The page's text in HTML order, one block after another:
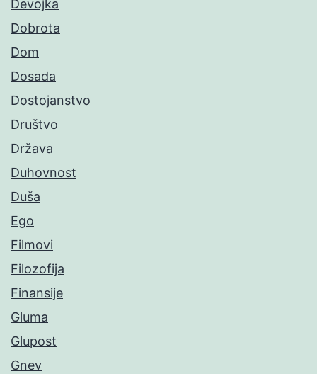
Devojka
Dobrota
Dom
Dosada
Dostojanstvo
Društvo
Država
Duhovnost
Duša
Ego
Filmovi
Filozofija
Finansije
Gluma
Glupost
Gnev